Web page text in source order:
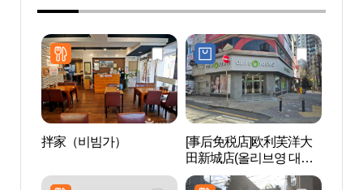
拌家（비빔가）
[事后免税店]欧利芙洋大
田新城店(올리브영 대전
신성점)